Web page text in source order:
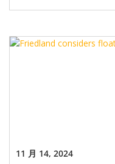
11 月 14, 2024